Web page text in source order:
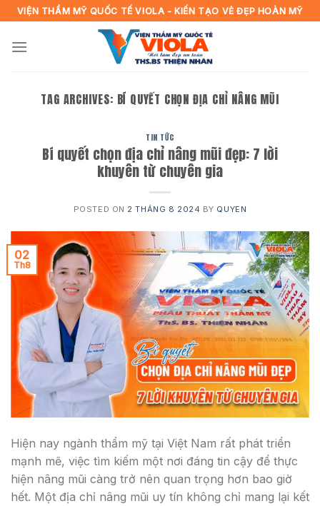
Skip
to
content
VIỆN THẨM MỸ QUỐC TẾ VIOLA - KIẾN TẠO VẺ ĐẸP HOÀN MỸ
TAG ARCHIVES: BÍ QUYẾT CHỌN ĐỊA CHỈ NÂNG MŨI
TIN TỨC
Bí quyết chọn địa chỉ nâng mũi đẹp: 7 lời
khuyên từ chuyên gia
POSTED ON 2 THÁNG 8 2024 BY QUYEN
02
Th8
Hiện nay ngành thẩm mỹ tại Việt Nam rất phát triển
mạnh mẽ, việc tìm kiếm một nơi đáng tin cậy để thực
hiện nâng mũi càng trở nên quan trọng hơn bao giờ
hết. Một địa chỉ nâng mũi uy tín không chỉ mang lại kết